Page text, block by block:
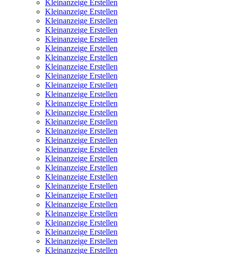
Kleinanzeige Erstellen
Kleinanzeige Erstellen
Kleinanzeige Erstellen
Kleinanzeige Erstellen
Kleinanzeige Erstellen
Kleinanzeige Erstellen
Kleinanzeige Erstellen
Kleinanzeige Erstellen
Kleinanzeige Erstellen
Kleinanzeige Erstellen
Kleinanzeige Erstellen
Kleinanzeige Erstellen
Kleinanzeige Erstellen
Kleinanzeige Erstellen
Kleinanzeige Erstellen
Kleinanzeige Erstellen
Kleinanzeige Erstellen
Kleinanzeige Erstellen
Kleinanzeige Erstellen
Kleinanzeige Erstellen
Kleinanzeige Erstellen
Kleinanzeige Erstellen
Kleinanzeige Erstellen
Kleinanzeige Erstellen
Kleinanzeige Erstellen
Kleinanzeige Erstellen
Kleinanzeige Erstellen
Kleinanzeige Erstellen